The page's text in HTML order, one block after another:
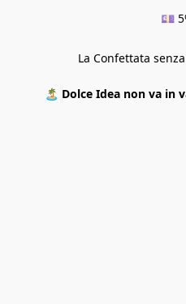
💷
La Confettata
🏝️ Dolce Idea non va in